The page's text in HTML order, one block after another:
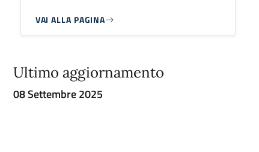
VAI ALLA PAGINA
Ultimo aggiornamento
08 Settembre 2025